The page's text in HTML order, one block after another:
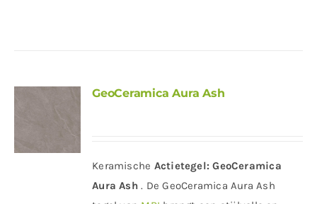
GeoCeramica Aura Ash
Keramische Actietegel: GeoCeramica
Aura Ash. De GeoCeramica Aura Ash